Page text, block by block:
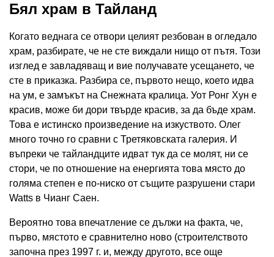
Бял храм в Тайланд
Когато веднага се отвори целият резбован в огледало
храм, разбирате, че не сте виждали нищо от пътя. Този
изглед е завладяващ и вие получавате усещането, че
сте в приказка. Разбира се, първото нещо, което идва
на ум, е замъкът на Снежната кралица. Уот Ронг Хун е
красив, може би дори твърде красив, за да бъде храм.
Това е истинско произведение на изкуството. Олег
много точно го сравни с Третяковската галерия. И
въпреки че тайландците идват тук да се молят, ни се
стори, че по отношение на енергията това място до
голяма степен е по-ниско от същите разрушени стари
Watts в Чианг Саен.
Вероятно това впечатление се дължи на факта, че,
първо, мястото е сравнително ново (строителството
започна през 1997 г. и, между другото, все още